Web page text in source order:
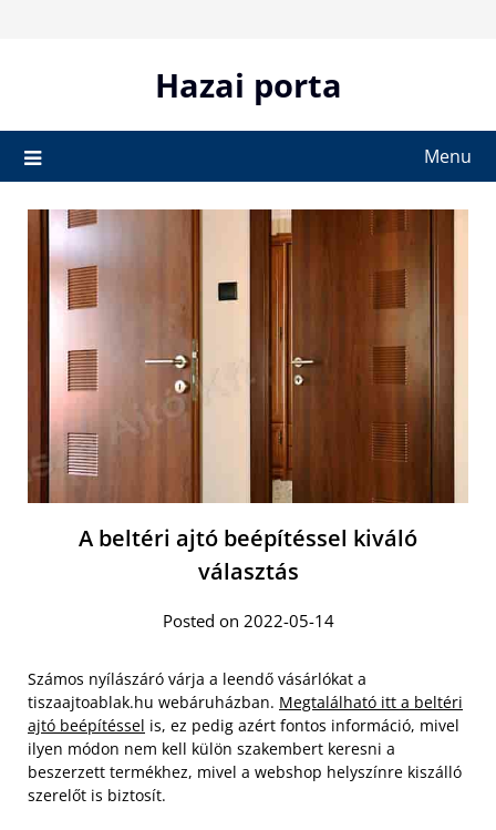
Hazai porta
Menu
A beltéri ajtó beépítéssel kiváló
választás
Posted on 2022-05-14
Számos nyílászáró várja a leendő vásárlókat a
tiszaajtoablak.hu webáruházban. Megtalálható itt a beltéri
ajtó beépítéssel is, ez pedig azért fontos információ, mivel
ilyen módon nem kell külön szakembert keresni a
beszerzett termékhez, mivel a webshop helyszínre kiszálló
szerelőt is biztosít.